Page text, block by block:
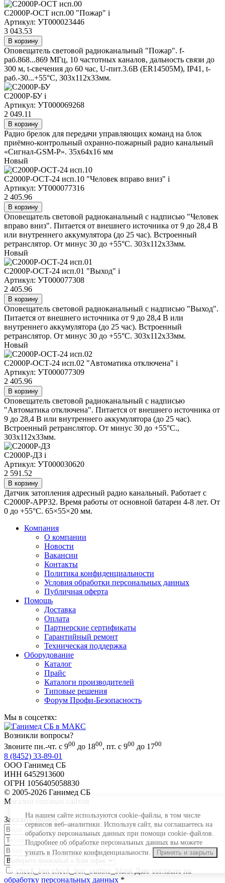
На нашем сайте используются cookie–файлы, в том числе
сервисов веб–аналитики. Используя сайт, вы соглашаетесь на
обработку персональных данных при помощи cookie–файлов.
Подробнее об обработке персональных данных вы можете
узнать в Политике конфиденциальности.
Принять и закрыть
С2000Р-ОСТ исп.00 "Пожар" i
Артикул: УТ000023446
3 043.53
В корзину
Оповещатель световой радиоканальный "Пожар". f-
раб.868...869 МГц, 10 частотных каналов, дальность связи до
300 м, t-свечения до 60 час, U-пит.3.6В (ER14505M), IP41, t-
раб.-30...+55°С, 303х112х33мм.
С2000Р-БУi
Артикул: УТ000069268
2 049.11
В корзину
Радио брелок для передачи управляющих команд на блок
приёмно-контрольный охранно-пожарный радио канальный
«Сигнал-GSM-Р». 35x64x16 мм
Новый
С2000Р-ОСТ-24 исп.10 "Человек вправо вниз" i
Артикул: УТ000077316
2 405.96
В корзину
Оповещатель световой радиоканальный с надписью "Человек
вправо вниз". Питается от внешнего источника от 9 до 28,4 В
или внутреннего аккумулятора (до 25 час). Встроенный
ретранслятор. От минус 30 до +55°С. 303х112х33мм.
Новый
С2000Р-ОСТ-24 исп.01 "Выход" i
Артикул: УТ000077308
2 405.96
В корзину
Оповещатель световой радиоканальный с надписью "Выход".
Питается от внешнего источника от 9 до 28,4 В или
внутреннего аккумулятора (до 25 час). Встроенный
ретранслятор. От минус 30 до +55°С. 303х112х33мм.
Новый
С2000Р-ОСТ-24 исп.02 "Автоматика отключена" i
Артикул: УТ000077309
2 405.96
В корзину
Оповещатель световой радиоканальный с надписью
"Автоматика отключена". Питается от внешнего источника от
9 до 28,4 В или внутреннего аккумулятора (до 25 час).
Встроенный ретранслятор. От минус 30 до +55°С.,
303х112х33мм.
С2000Р-ДЗ i
Артикул: УТ000030620
2 591.52
В корзину
Датчик затопления адресный радио канальный. Работает с
С2000Р-АРР32. Время работы от основной батареи 4-8 лет. От
0 до +55°С. 65×55×20 мм.
Компания
О компании
Новости
Вакансии
Контакты
Политика конфиденциальности
Условия обработки персональных данных
Публичная оферта
Помощь
Доставка
Оплата
Партнерские сертификаты
Гарантийный ремонт
Техническая поддержка
Оборудование
Каталог
Прайс
Каталоги производителей
Типовые решения
Форум Профи-Безопасность
Мы в соцсетях:
Возникли вопросы?
Звоните пн.-чт. с 900 до 1800, пт. с 900 до 1700
8 (8452) 33-89-01
ООО Ганимед СБ
ИНН 6452913600
ОГРН 1056405058830
© 2005-2026 Ганимед СБ
Магазин готовых сайтов
Заказать звонок
check_box check_box_outline_blank
Даю согласие на
обработку персональных данных *